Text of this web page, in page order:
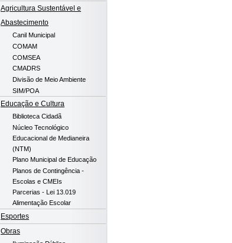
Agricultura Sustentável e
Abastecimento
Canil Municipal
COMAM
COMSEA
CMADRS
Divisão de Meio Ambiente
SIM/POA
Educação e Cultura
Biblioteca Cidadã
Núcleo Tecnológico
Educacional de Medianeira
(NTM)
Plano Municipal de Educação
Planos de Contingência -
Escolas e CMEIs
Parcerias - Lei 13.019
Alimentação Escolar
Esportes
Obras